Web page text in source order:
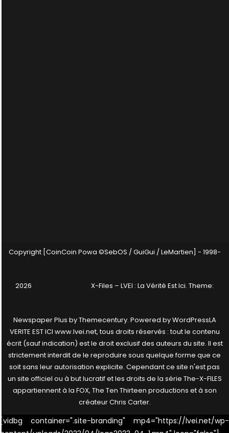
Copyright [CoinCoin Powa ©SebOS / GuiGui / LeMartien] - 1998-
2026 X-Files – LVEI : La Vérité Est Ici. Theme:
Newspaper Plus byThemecentury. Powered byWordPressLA
VERITE EST ICI www.lvei.net, tous droits réservés : tout le contenu
écrit (sauf indication) est le droit exclusif des auteurs du site. Il est
strictement interdit de le reproduire sous quelque forme que ce
soit sans leur autorisation explicite. Cependant ce site n'est pas
un site officiel ou à but lucratif et les droits de la série The-X-FILES
appartiennent à la FOX, The Ten Thirteen productions et à son
créateur Chris Carter.
[vidbg container=".site-branding" mp4="https://lvei.net/wp-